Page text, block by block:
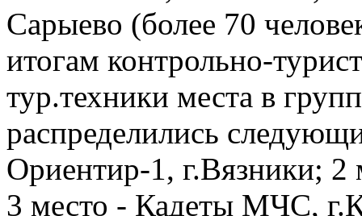
Сарыево (более 70
итогам контрольно-
тур.техники места в
распределились
Ориентир-1, г.Вязники; 2
3 место - Кадеты МЧС,